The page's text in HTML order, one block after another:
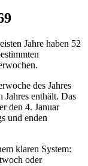
Jahre haben 52
des Jahres
Jahres enthält. Das
den 4. Januar
und enden
klaren System:
oder